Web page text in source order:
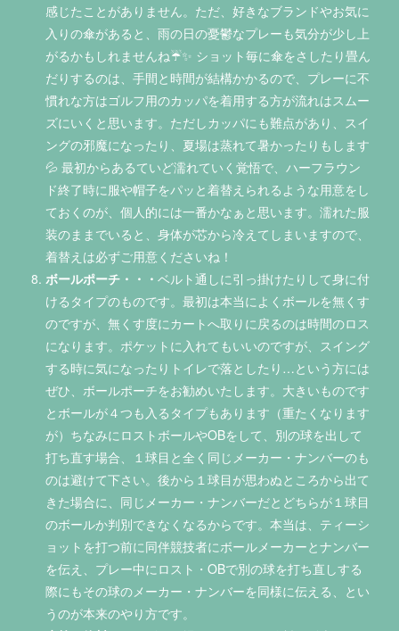
感じたことがありません。ただ、好きなブランドやお気に
入りの傘があると、雨の日の憂鬱なプレーも気分が少し上
がるかもしれませんね☔✨ ショット毎に傘をさしたり畳ん
だりするのは、手間と時間が結構かかるので、プレーに不
慣れな方はゴルフ用のカッパを着用する方が流れはスムー
ズにいくと思います。ただしカッパにも難点があり、スイ
ングの邪魔になったり、夏場は蒸れて暑かったりもします
💦 最初からあるていど濡れていく覚悟で、ハーフラウン
ド終了時に服や帽子をパッと着替えられるような用意をし
ておくのが、個人的には一番かなぁと思います。濡れた服
装のままでいると、身体が芯から冷えてしまいますので、
着替えは必ずご用意くださいね！
ボールポーチ・・・ ベルト通しに引っ掛けたりして身に付
けるタイプのものです。最初は本当によくボールを無くす
のですが、無くす度にカートへ取りに戻るのは時間のロス
になります。ポケットに入れてもいいのですが、スイング
する時に気になったりトイレで落としたり…という方には
ぜひ、ボールポーチをお勧めいたします。大きいものです
とボールが４つも入るタイプもあります（重たくなります
が）ちなみにロストボールやOBをして、別の球を出して
打ち直す場合、１球目と全く同じメーカー・ナンバーのも
のは避けて下さい。後から１球目が思わぬところから出て
きた場合に、同じメーカー・ナンバーだとどちらが１球目
のボールか判別できなくなるからです。本当は、ティーシ
ョットを打つ前に同伴競技者にボールメーカーとナンバー
を伝え、プレー中にロスト・OBで別の球を打ち直しする
際にもその球のメーカー・ナンバーを同様に伝える、とい
うのが本来のやり方です。